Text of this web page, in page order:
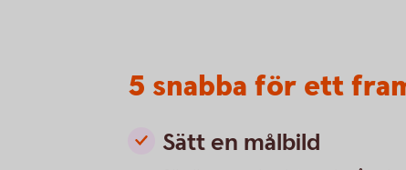
5 snabba för ett
Sätt en målbild